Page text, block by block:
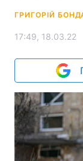
ГРИГОРІЙ
17:49, 18.03.22